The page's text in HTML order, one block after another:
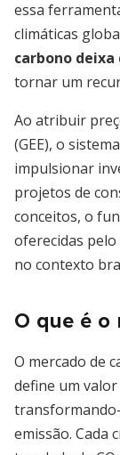
essa
climáticas
carbono
tornar um
Ao atribuir
(GEE), o
impulsionar
projetos de
conceitos, o
oferecidas pelo
no contexto
O que é o
O mercado de
define um valor
emissão. Cada